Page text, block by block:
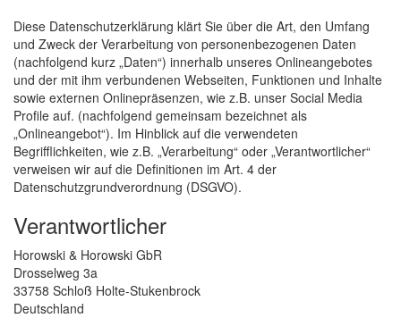
Diese Datenschutzerklärung klärt Sie über die Art, den Umfang
und Zweck der Verarbeitung von personenbezogenen Daten
(nachfolgend kurz „Daten“) innerhalb unseres Onlineangebotes
und der mit ihm verbundenen Webseiten, Funktionen und Inhalte
sowie externen Onlinepräsenzen, wie z.B. unser Social Media
Profile auf. (nachfolgend gemeinsam bezeichnet als
„Onlineangebot“). Im Hinblick auf die verwendeten
Begrifflichkeiten, wie z.B. „Verarbeitung“ oder „Verantwortlicher“
verweisen wir auf die Definitionen im Art. 4 der
Datenschutzgrundverordnung (DSGVO).
Verantwortlicher
Horowski & Horowski GbR
Drosselweg 3a
33758 Schloß Holte-Stukenbrock
Deutschland